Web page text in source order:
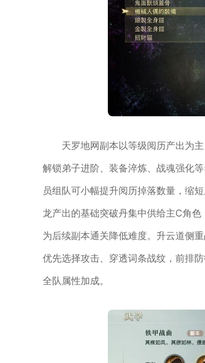
天罗地网副本以等级阅历产出为
解锁弟子进阶、装备淬炼、战魂强化
员组队可小幅提升阅历掉落数量，缩
龙产出的基础突破丹集中供给主C角
为后续副本通关降低难度。升云道侧
优先选择攻击、穿透词条战纹，前排
全队属性加成。